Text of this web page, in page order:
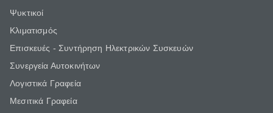
Ψυκτικοί
Κλιματισμός
Επισκευές - Συντήρηση Ηλεκτρικών Συσκευών
Συνεργεία Αυτοκινήτων
Λογιστικά Γραφεία
Μεσιτικά Γραφεία